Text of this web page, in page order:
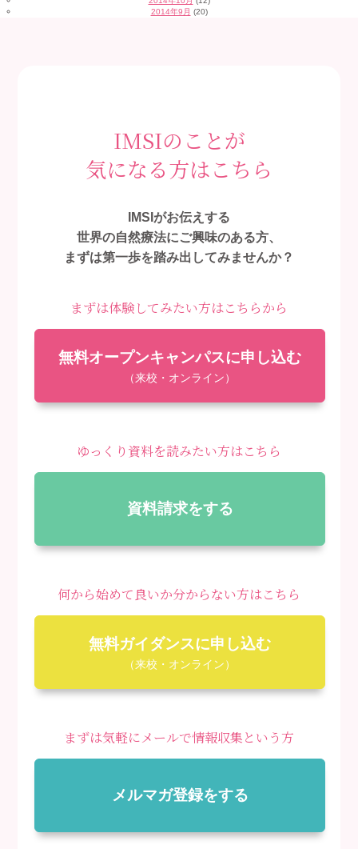
2014年9月 (20)
IMSIのことが
気になる方はこちら
IMSIがお伝えする
世界の自然療法にご興味のある方、
まずは第一歩を踏み出してみませんか？
まずは体験してみたい方はこちらから
無料オープンキャンパスに申し込む
（来校・オンライン）
ゆっくり資料を読みたい方はこちら
資料請求をする
何から始めて良いか分からない方はこちら
無料ガイダンスに申し込む
（来校・オンライン）
まずは気軽にメールで情報収集という方
メルマガ登録をする